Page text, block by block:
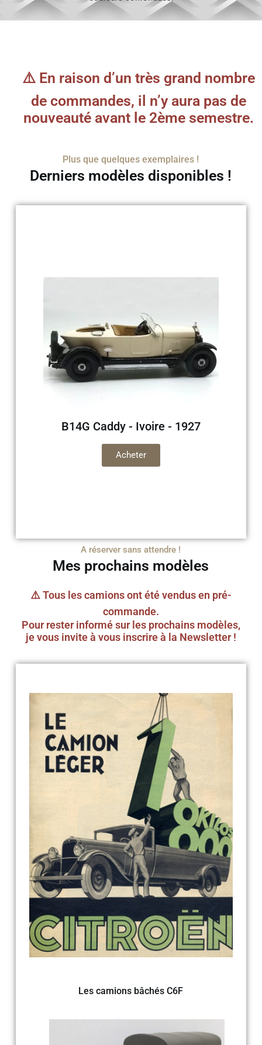
⚠️ En raison d’un très grand nombre
de commandes, il n’y aura pas de
nouveauté avant le 2ème semestre.
Plus que quelques exemplaires !
Derniers modèles disponibles !
B14G Caddy - Ivoire - 1927
Acheter
A réserver sans attendre !
Mes prochains modèles
⚠️ Tous les camions ont été vendus en pré-
commande.
Pour rester informé sur les prochains modèles,
je vous invite à vous inscrire à la Newsletter !
Les camions bâchés C6F